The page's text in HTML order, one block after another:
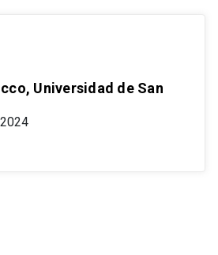
Universidad de San